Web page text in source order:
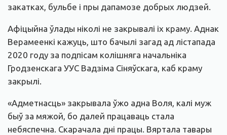
закатках, бульбе і пры дапамозе добрых людзей.
Афіцыйна ўлады ніколі не закрывалі іх краму. Аднак
Верамеенкі кажуць, што бачылі загад ад лістапада
2020 году за подпісам колішняга начальніка
Гродзенскага УУС Вадзіма Сіняўскага, каб краму
закрылі.
«Адметнасць» закрывала ўжо адна Воля, калі муж
быў за мяжой, бо далей працаваць стала
небяспечна. Скарачала дні працы. Вяртала тавары